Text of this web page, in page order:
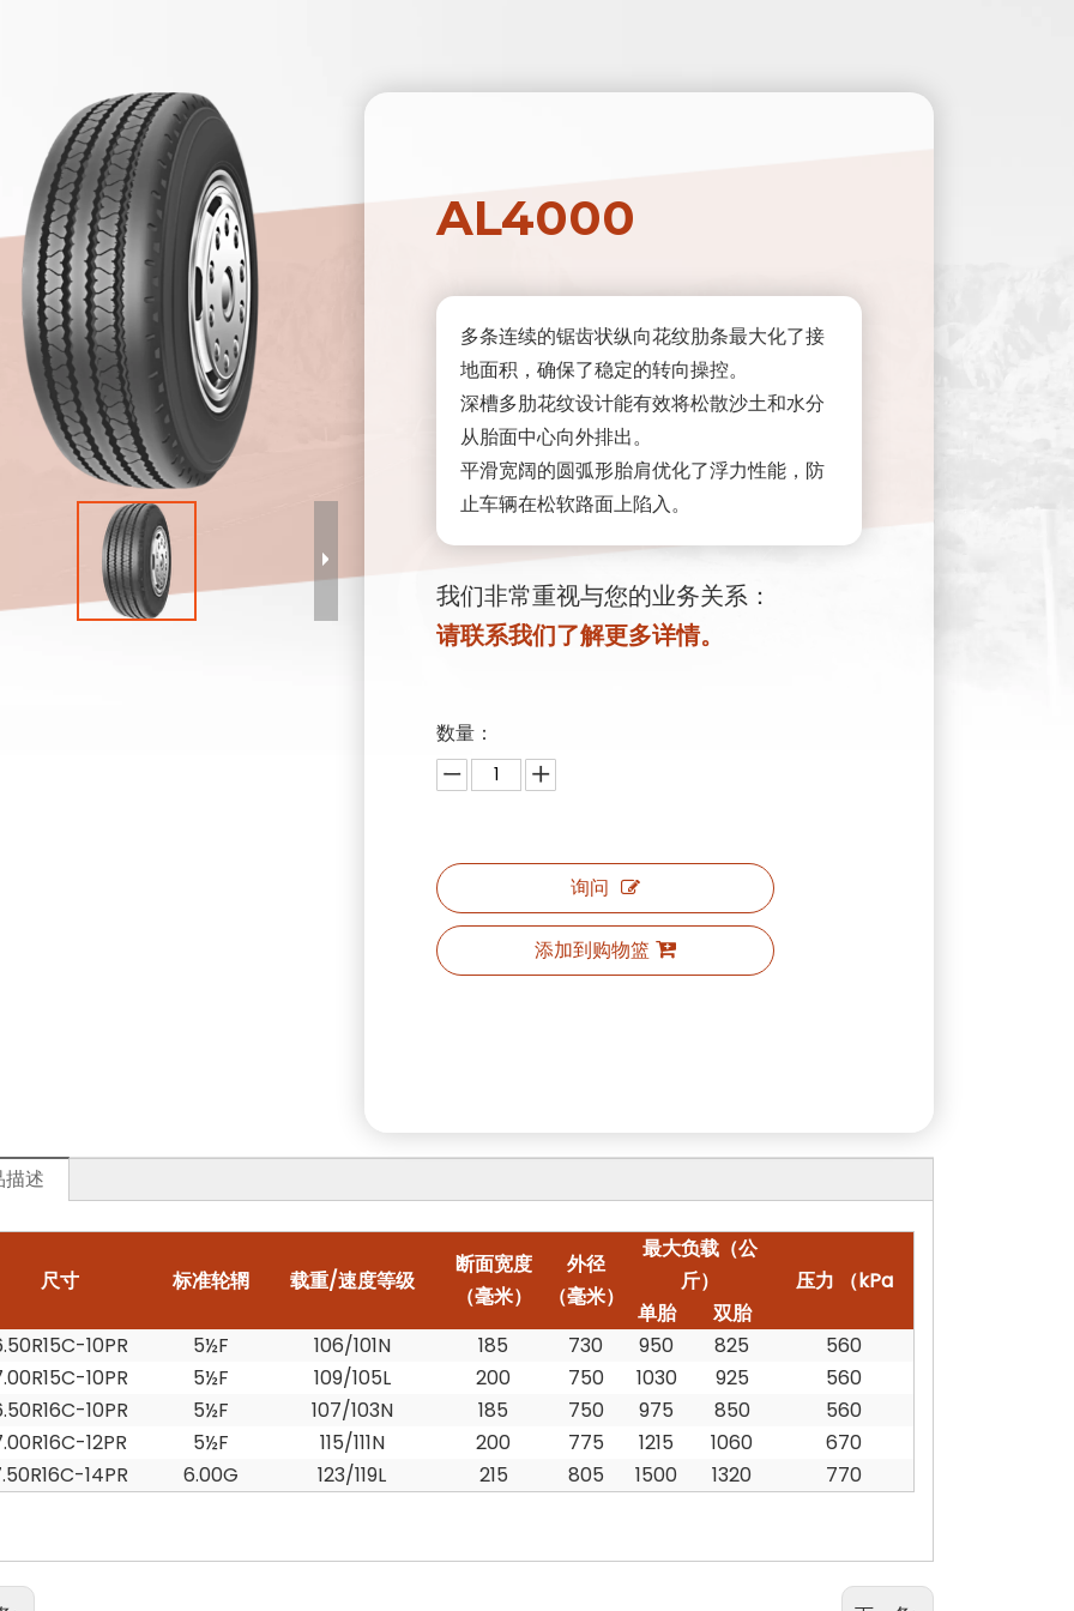
AL4000
多条连续的锯齿状纵向花纹肋条最大化了接
地面积，确保了稳定的转向操控。
深槽多肋花纹设计能有效将松散沙土和水分
从胎面中心向外排出。
平滑宽阔的圆弧形胎肩优化了浮力性能，防
止车辆在松软路面上陷入。
我们非常重视与您的业务关系：
请联系我们了解更多详情。
数量：
询问
添加到购物篮
述
尺寸 标准轮辋 载重/速度等级
断面宽度
（毫米）
外径
（毫米）
最大负载（公
斤）
压力
（kPa
单胎
双胎
10PR
5½F 106/101N 185 730 950 825
560
10PR
5½F 109/105L 200 750 1030 925
560
10PR
5½F 107/103N 185 750 975 850
560
12PR
5½F 115/111N 200 775 1215 1060
670
14PR
6.00G 123/119L 215 805 1500 1320 770